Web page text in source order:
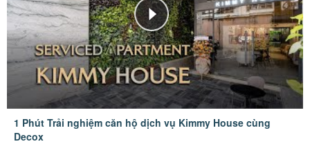
1 Phút Trải nghiệm căn hộ dịch vụ Kimmy House cùng
Decox